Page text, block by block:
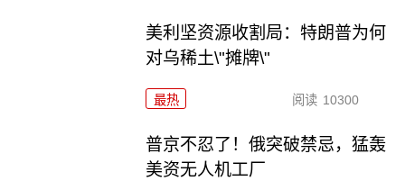
美利坚资源收割局：特朗普为何
对乌稀土\"摊牌\"
最热 阅读 10300
普京不忍了！俄突破禁忌，猛轰
美资无人机工厂